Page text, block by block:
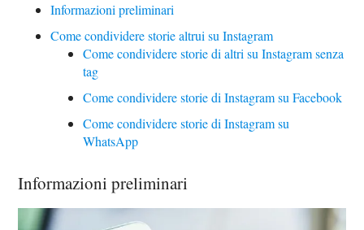
Informazioni preliminari
Come condividere storie altrui su Instagram
Come condividere storie di altri su Instagram senza
tag
Come condividere storie di Instagram su Facebook
Come condividere storie di Instagram su
WhatsApp
Informazioni preliminari